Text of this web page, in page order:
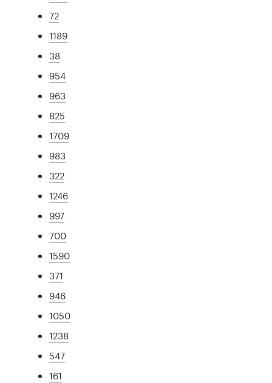
72
1189
38
954
963
825
1709
983
322
1246
997
700
1590
371
946
1050
1238
547
161